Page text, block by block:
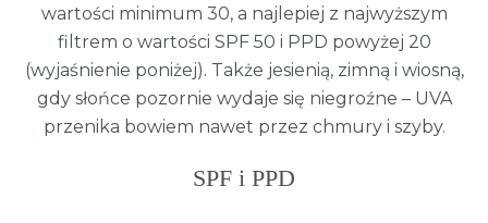
wartości minimum 30, a najlepiej z najwyższym
filtrem o wartości SPF 50 i PPD powyżej 20
(wyjaśnienie poniżej). Także jesienią, zimną i wiosną,
gdy słońce pozornie wydaje się niegroźne – UVA
przenika bowiem nawet przez chmury i szyby.
SPF i PPD